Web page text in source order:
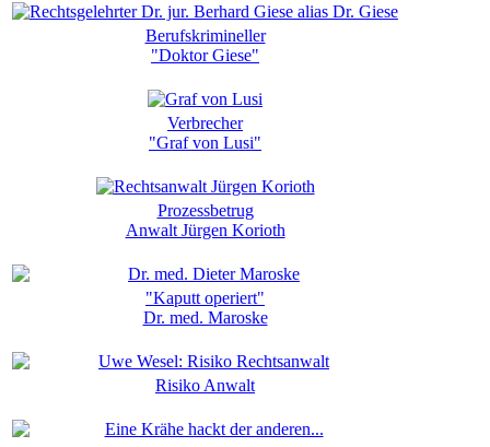
Berufskrimineller
"Doktor Giese"
Verbrecher
"Graf von Lusi"
Prozessbetrug
Anwalt Jürgen Korioth
"Kaputt operiert"
Dr. med. Maroske
Risiko Anwalt